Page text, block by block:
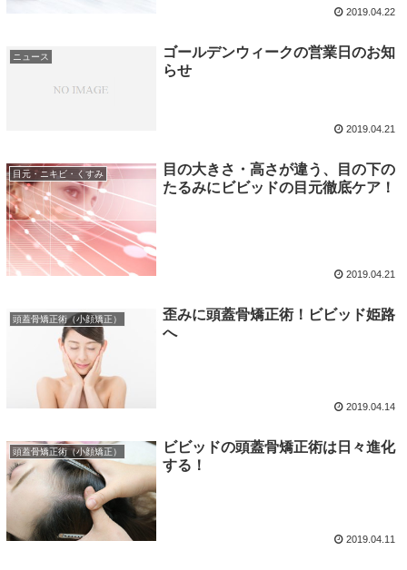
2019.04.22
ニュース
ゴールデンウィークの営業日のお知
らせ
2019.04.21
目元・ニキビ・くすみ
目の大きさ・高さが違う、目の下の
たるみにビビッドの目元徹底ケア！
2019.04.21
頭蓋骨矯正術（小顔矯正）
歪みに頭蓋骨矯正術！ビビッド姫路
へ
2019.04.14
頭蓋骨矯正術（小顔矯正）
ビビッドの頭蓋骨矯正術は日々進化
する！
2019.04.11